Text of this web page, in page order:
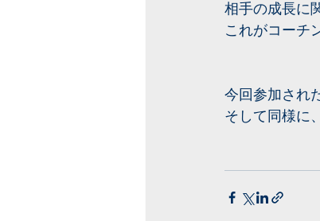
相手の成長に
これがコーチ
今回参加され
そして同様に